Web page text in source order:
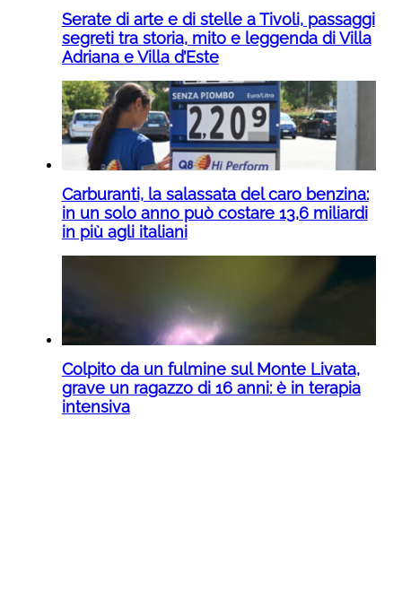
Serate di arte e di stelle a Tivoli, passaggi
segreti tra storia, mito e leggenda di Villa
Adriana e Villa d’Este
Carburanti, la salassata del caro benzina:
in un solo anno può costare 13,6 miliardi
in più agli italiani
Colpito da un fulmine sul Monte Livata,
grave un ragazzo di 16 anni: è in terapia
intensiva